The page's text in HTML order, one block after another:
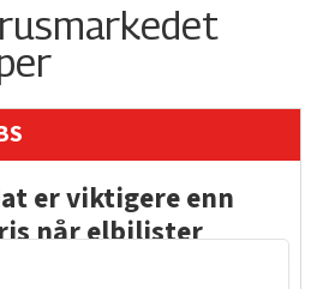
er viktigere enn
når elbilister